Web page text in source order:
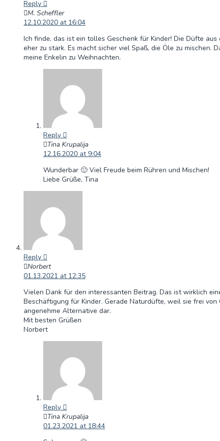
Reply
M. Scheffler
12.10.2020 at 16:04
Ich finde, das ist ein tolles Geschenk für Kinder! Die Düfte aus
eher zu stark. Es macht sicher viel Spaß, die Öle zu mischen.
meine Enkelin zu Weihnachten.
Reply
Tina Krupalija
12.16.2020 at 9:04
Wunderbar 🙂 Viel Freude beim Rühren und Mischen!
Liebe Grüße, Tina
Reply
Norbert
01.13.2021 at 12:35
Vielen Dank für den interessanten Beitrag. Das ist wirklich
Beschäftigung für Kinder. Gerade Naturdüfte, weil sie frei von
angenehme Alternative dar.
Mit besten Grüßen
Norbert
Reply
Tina Krupalija
01.23.2021 at 18:44